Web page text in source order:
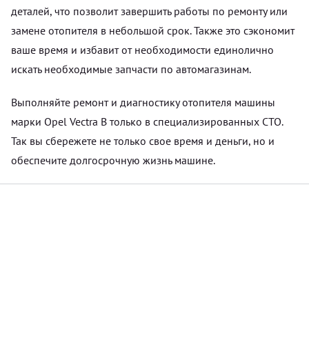
деталей, что позволит завершить работы по ремонту или
замене отопителя в небольшой срок. Также это сэкономит
ваше время и избавит от необходимости единолично
искать необходимые запчасти по автомагазинам.
Выполняйте ремонт и диагностику отопителя машины
марки Opel Vectra B только в специализированных СТО.
Так вы сбережете не только свое время и деньги, но и
обеспечите долгосрочную жизнь машине.